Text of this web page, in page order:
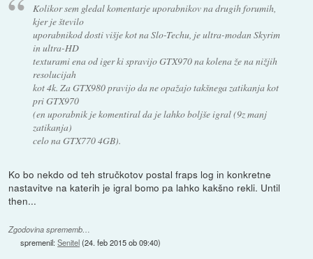
Kolikor sem gledal komentarje uporabnikov na drugih forumih,
kjer je število
uporabnikod dosti višje kot na Slo-Techu, je ultra-modan Skyrim
in ultra-HD
texturami ena od iger ki spravijo GTX970 na kolena že na nižjih
resolucijah
kot 4k. Za GTX980 pravijo da ne opažajo takšnega zatikanja kot
pri GTX970
(en uporabnik je komentiral da je lahko boljše igral (9z manj
zatikanja)
celo na GTX770 4GB).
Ko bo nekdo od teh stručkotov postal fraps log in konkretne
nastavitve na katerih je igral bomo pa lahko kakšno rekli. Until
then...
Zgodovina sprememb…
spremenil:Senitel(24. feb 2015 ob 09:40)